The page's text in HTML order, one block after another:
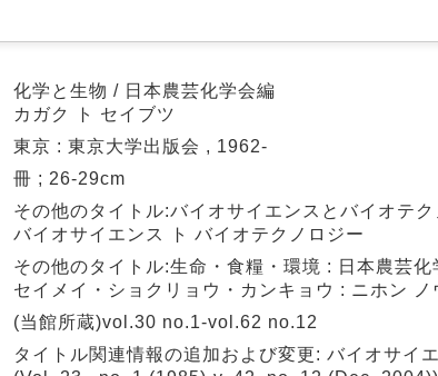
化学と生物 / 日本農芸化学会編
カガク ト セイブツ
東京 : 東京大学出版会 , 1962-
冊 ; 26-29cm
その他のタイトル:バイオサイエンスとバイオテク
バイオサイエンス ト バイオテクノロジー
その他のタイトル:生命・食糧・環境 : 日本農芸化
セイメイ・ショクリョウ・カンキョウ : ニホン
(当館所蔵)vol.30 no.1-vol.62 no.12
タイトル関連情報の追加および変更: バイオサイ